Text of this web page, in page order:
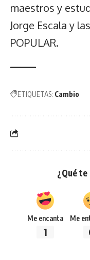
maestros y
Jorge Escala y
POPULAR.
ETIQUETAS: Cambio
¿Qué
Me encanta
1
Me